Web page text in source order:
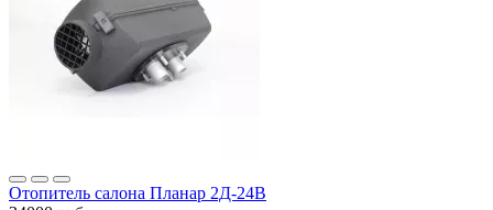
Отопитель салона Планар 2Д-24В